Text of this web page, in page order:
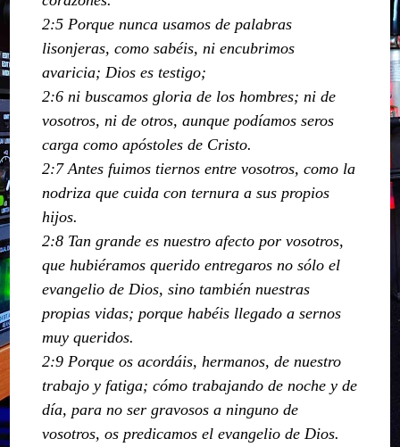
2:5 Porque nunca usamos de palabras
lisonjeras, como sabéis, ni encubrimos
avaricia; Dios es testigo;
2:6 ni buscamos gloria de los hombres; ni de
vosotros, ni de otros, aunque podíamos seros
carga como apóstoles de Cristo.
2:7 Antes fuimos tiernos entre vosotros, como la
nodriza que cuida con ternura a sus propios
hijos.
2:8 Tan grande es nuestro afecto por vosotros,
que hubiéramos querido entregaros no sólo el
evangelio de Dios, sino también nuestras
propias vidas; porque habéis llegado a sernos
muy queridos.
2:9 Porque os acordáis, hermanos, de nuestro
trabajo y fatiga; cómo trabajando de noche y de
día, para no ser gravosos a ninguno de
vosotros, os predicamos el evangelio de Dios.